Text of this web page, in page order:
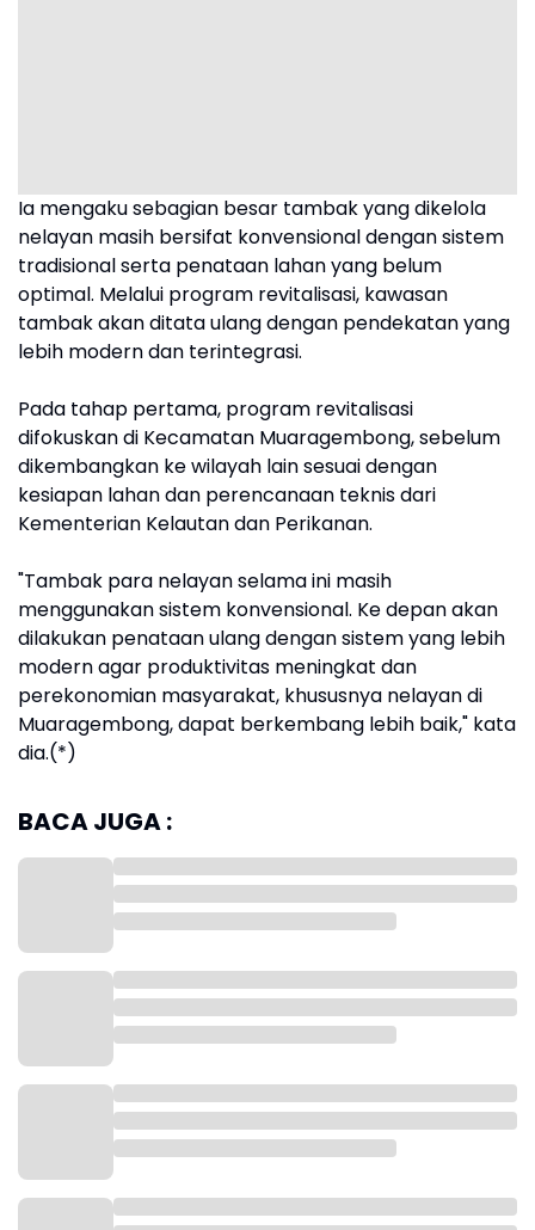
Ia mengaku sebagian besar tambak yang dikelola
nelayan masih bersifat konvensional dengan sistem
tradisional serta penataan lahan yang belum
optimal. Melalui program revitalisasi, kawasan
tambak akan ditata ulang dengan pendekatan yang
lebih modern dan terintegrasi.
Pada tahap pertama, program revitalisasi
difokuskan di Kecamatan Muaragembong, sebelum
dikembangkan ke wilayah lain sesuai dengan
kesiapan lahan dan perencanaan teknis dari
Kementerian Kelautan dan Perikanan.
"Tambak para nelayan selama ini masih
menggunakan sistem konvensional. Ke depan akan
dilakukan penataan ulang dengan sistem yang lebih
modern agar produktivitas meningkat dan
perekonomian masyarakat, khususnya nelayan di
Muaragembong, dapat berkembang lebih baik," kata
dia.(*)
BACA JUGA :